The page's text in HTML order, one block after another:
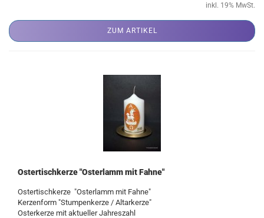
inkl. 19% MwSt.
ZUM ARTIKEL
Ostertischkerze "Osterlamm mit Fahne"
Ostertischkerze "Osterlamm mit Fahne"
Kerzenform "Stumpenkerze / Altarkerze"
Osterkerze mit aktueller Jahreszahl